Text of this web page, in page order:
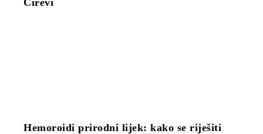
Čirevi
Hemoroidi prirodni lijek: kako se riješiti